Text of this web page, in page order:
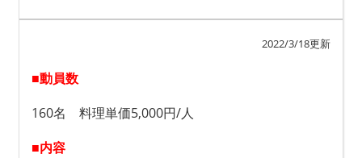
2022/3/18更新
■動員数
160名 料理単価5,000円/人
■内容